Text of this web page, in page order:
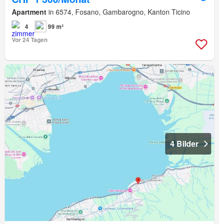
Apartment in 6574, Fosano, Gambarogno, Kanton Ticino
4
99 m²
Vor 24 Tagen
4 Bilder